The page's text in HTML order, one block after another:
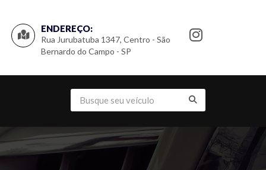
ENDEREÇO:
Rua Jurubatuba 1347, Centro - São
Bernardo do Campo - SP